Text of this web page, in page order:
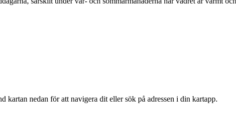
kartan nedan för att navigera dit eller sök på adressen i din kartapp.